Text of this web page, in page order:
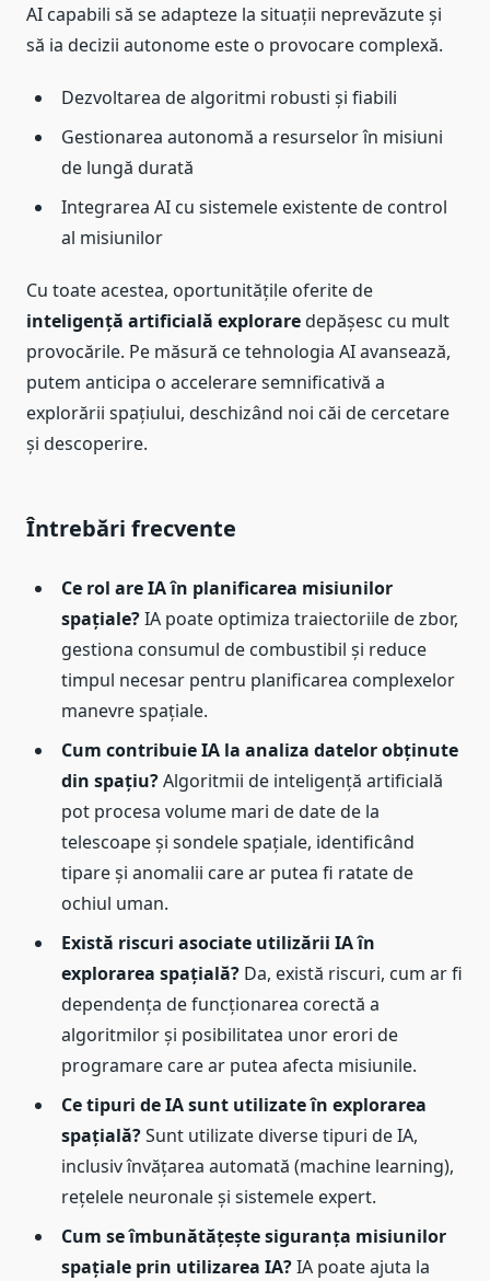
AI capabili să se adapteze la situații neprevăzute și
să ia decizii autonome este o provocare complexă.
Dezvoltarea de algoritmi robusti și fiabili
Gestionarea autonomă a resurselor în misiuni
de lungă durată
Integrarea AI cu sistemele existente de control
al misiunilor
Cu toate acestea, oportunitățile oferite de
inteligență artificială exploraredepășesc cu mult
provocările. Pe măsură ce tehnologia AI avansează,
putem anticipa o accelerare semnificativă a
explorării spațiului, deschizând noi căi de cercetare
și descoperire.
Întrebări frecvente
Ce rol are IA în planificarea misiunilor
spațiale?IA poate optimiza traiectoriile de zbor,
gestiona consumul de combustibil și reduce
timpul necesar pentru planificarea complexelor
manevre spațiale.
Cum contribuie IA la analiza datelor obținute
din spațiu?Algoritmii de inteligență artificială
pot procesa volume mari de date de la
telescoape și sondele spațiale, identificând
tipare și anomalii care ar putea fi ratate de
ochiul uman.
Există riscuri asociate utilizării IA în
explorarea spațială? Da, există riscuri, cum ar fi
dependența de funcționarea corectă a
algoritmilor și posibilitatea unor erori de
programare care ar putea afecta misiunile.
Ce tipuri de IA sunt utilizate în explorarea
spațială?Sunt utilizate diverse tipuri de IA,
inclusiv învățarea automată (machine learning),
rețelele neuronale și sistemele expert.
Cum se îmbunătățește siguranța misiunilor
spațiale prin utilizarea IA?IA poate ajuta la